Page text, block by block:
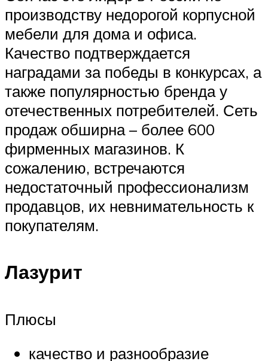
производству недорогой корпусной
мебели для дома и офиса.
Качество подтверждается
наградами за победы в конкурсах, а
также популярностью бренда у
отечественных потребителей. Сеть
продаж обширна – более 600
фирменных магазинов. К
сожалению, встречаются
недостаточный профессионализм
продавцов, их невнимательность к
покупателям.
Лазурит
Плюсы
качество и разнообразие